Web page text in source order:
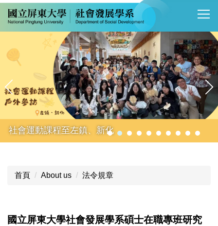
跳
到
主
內
社會運動課程至左鎮、新化
首頁 About us 法令規章
國立屏東大學社會發展學系碩士在職專班研究